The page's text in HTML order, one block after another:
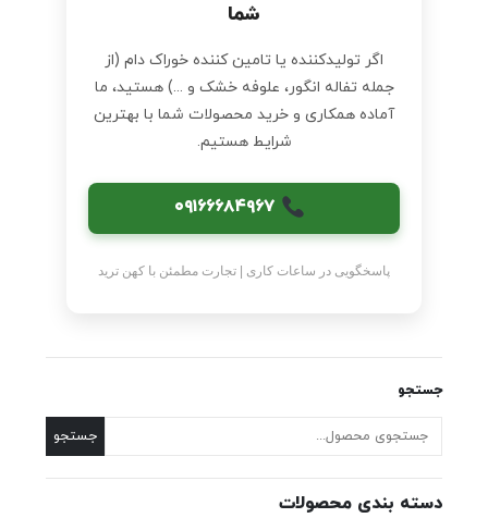
شما
اگر تولیدکننده یا تامین‌ کننده خوراک دام (از
جمله تفاله انگور، علوفه خشک و ...) هستید، ما
آماده همکاری و خرید محصولات شما با بهترین
شرایط هستیم.
۰۹۱۶۶۶۸۴۹۶۷
پاسخگویی در ساعات کاری | تجارت مطمئن با کهن ترید
جستجو
جستجو
دسته بندی محصولات